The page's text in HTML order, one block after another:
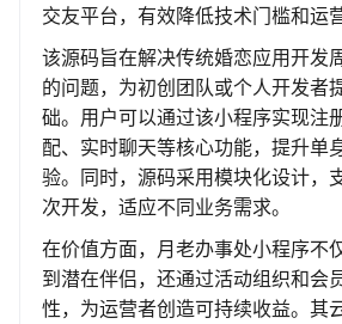
交友平台，有效降低技术门槛和运
该源码旨在解决传统婚恋应用开发
的问题，为初创团队或个人开发者
础。用户可以通过该小程序实现注
配、实时聊天等核心功能，提升单
验。同时，源码采用模块化设计，
次开发，适应不同业务需求。
在价值方面，月老办事处小程序不
到潜在伴侣，还通过活动组织和会
性，为运营者创造可持续收益。其